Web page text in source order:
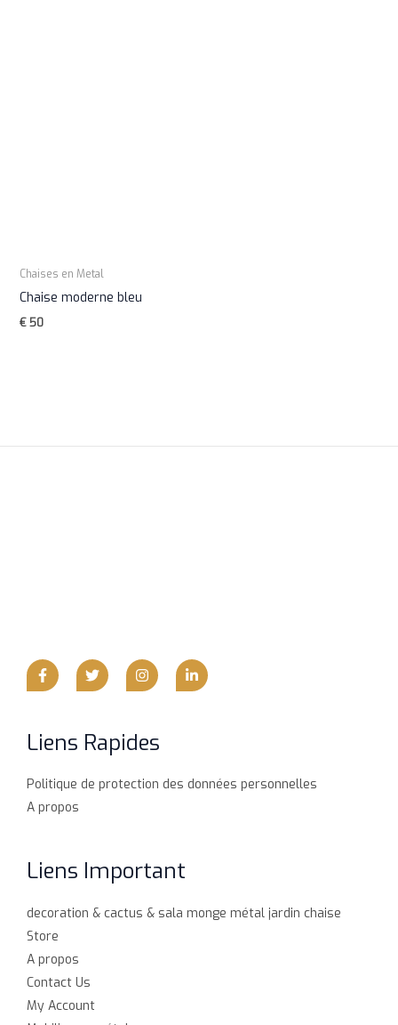
Chaises en Metal
Chaise moderne bleu
€50
Liens Rapides
Politique de protection des données personnelles
A propos
Liens Important
decoration & cactus & sala monge métal jardin chaise
Store
A propos
Contact Us
My Account